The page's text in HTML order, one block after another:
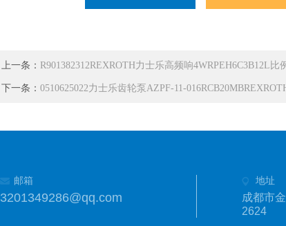
上一条： R901382312REXROTH力士乐高频响4WRPEH6C3B12L比
下一条： 0510625022力士乐齿轮泵AZPF-11-
邮箱
3201349286@qq.com
地址
成都市
2624